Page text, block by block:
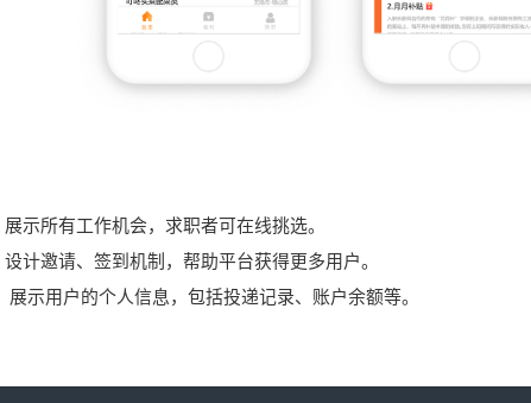
展示所有工作机会，求职者可在线挑选。
设计邀请、签到机制，帮助平台获得更多用户。
展示用户的个人信息，包括投递记录、账户余额等。